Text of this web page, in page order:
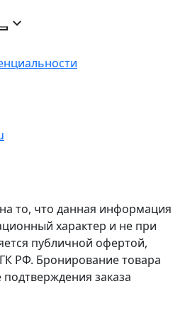
то, что данная информация
характер и не при
публичной офертой,
РФ. Бронирование товара
заказа